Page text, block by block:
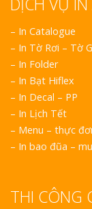
– In Catalogue
– In Tờ Rơi – Tờ
– In Folder
– In Bạt Hiflex
– In Decal – PP
– In Lịch Tết
– Menu – thực
– In bao đũa –
THI CÔNG